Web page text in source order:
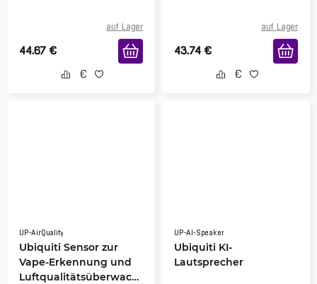
auf Lager
44.67 €
auf Lager
43.74 €
UP-AirQuality
Ubiquiti Sensor zur
Vape-Erkennung und
Luftqualitätsüberwach
UP-AI-Speaker
Ubiquiti KI-
Lautsprecher